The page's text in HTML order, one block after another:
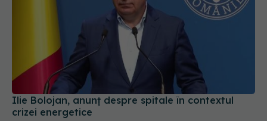
Ilie Bolojan, anunț despre spitale în contextul
crizei energetice
06 aug 2026, 15:24